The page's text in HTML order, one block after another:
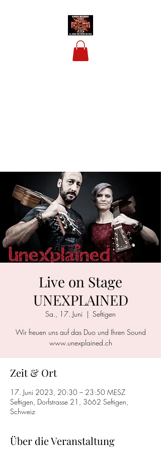
Live on Stage
UNEXPLAINED
Sa., 17. Juni
  |
Seftigen
Wir freuen uns auf das Duo und Ihren Sound
www.unexplained.ch
Zeit & Ort
17. Juni 2023, 20:30 – 23:50 MESZ
Seftigen, Dorfstrasse 21, 3662 Seftigen,
Schweiz
Über die Veranstaltung